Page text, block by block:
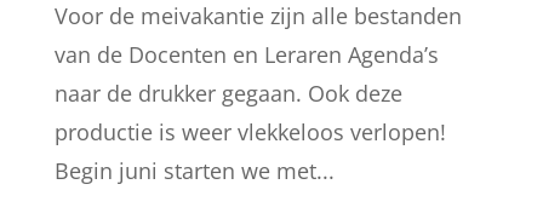
Voor de meivakantie zijn alle bestanden
van de Docenten en Leraren Agenda’s
naar de drukker gegaan. Ook deze
productie is weer vlekkeloos verlopen!
Begin juni starten we met...